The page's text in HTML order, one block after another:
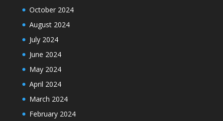
October 2024
August 2024
July 2024
June 2024
May 2024
April 2024
March 2024
February 2024